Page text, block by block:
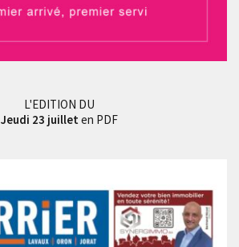
L'EDITION DU
Jeudi 23 juillet en PDF